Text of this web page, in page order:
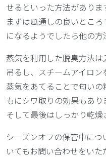
せるといった方法がありま
まずは風通しの良いとこ
になるようでしたら他の方
蒸気を利用した脱臭方法
吊るし、スチームアイロン
蒸気をあてることで匂い
もにシワ取りの効果もあり
そして最後はしっかり乾燥
シーズンオフの保管中に
いてもお問い合わせをい